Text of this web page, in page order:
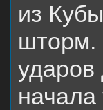
из
шторм.